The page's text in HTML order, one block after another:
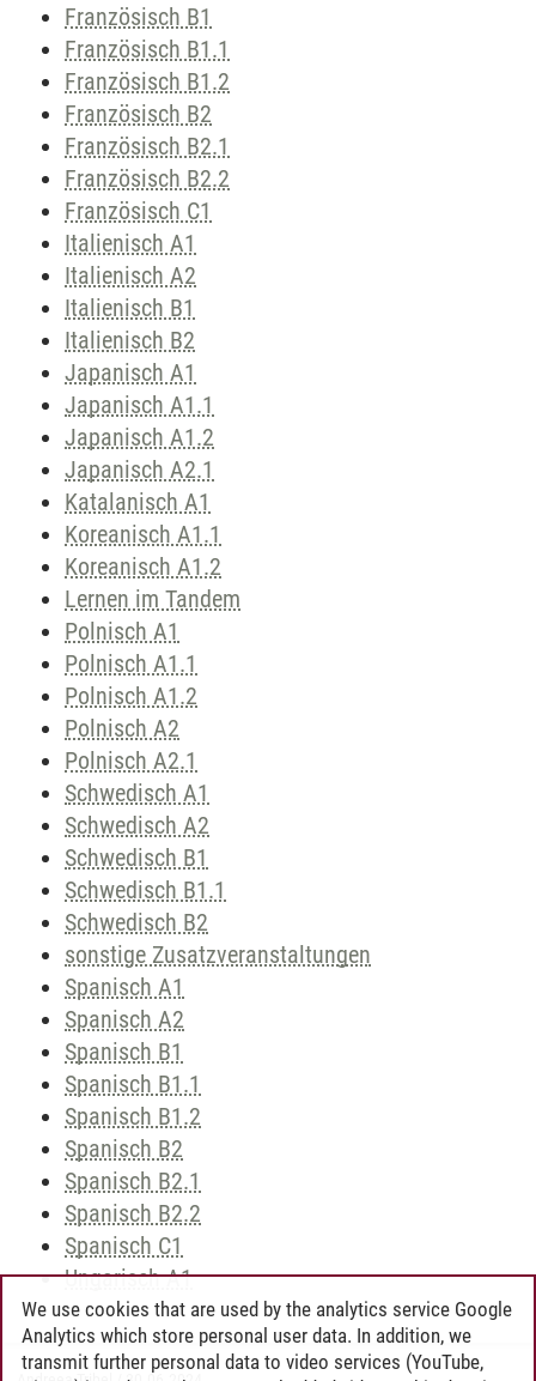
Französisch B1
Französisch B1.1
Französisch B1.2
Französisch B2
Französisch B2.1
Französisch B2.2
Französisch C1
Italienisch A1
Italienisch A2
Italienisch B1
Italienisch B2
Japanisch A1
Japanisch A1.1
Japanisch A1.2
Japanisch A2.1
Katalanisch A1
Koreanisch A1.1
Koreanisch A1.2
Lernen im Tandem
Polnisch A1
Polnisch A1.1
Polnisch A1.2
Polnisch A2
Polnisch A2.1
Schwedisch A1
Schwedisch A2
Schwedisch B1
Schwedisch B1.1
Schwedisch B2
sonstige Zusatzveranstaltungen
Spanisch A1
Spanisch A2
Spanisch B1
Spanisch B1.1
Spanisch B1.2
Spanisch B2
Spanisch B2.1
Spanisch B2.2
Spanisch C1
Ungarisch A1
We use cookies that are used by the analytics service Google
Analytics which store personal user data. In addition, we
transmit further personal data to video services (YouTube,